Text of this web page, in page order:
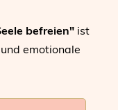
befreien" ist
emotionale